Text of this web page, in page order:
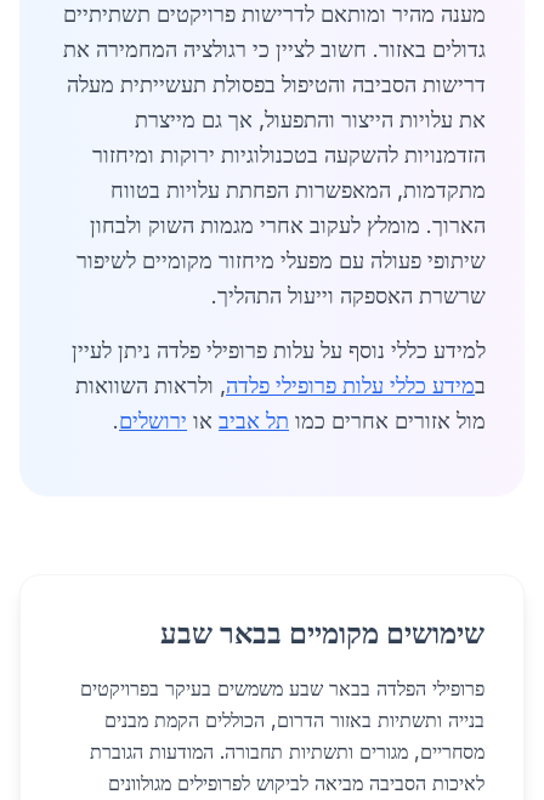
מענה מהיר ומותאם לדרישות פרויקטים תשתיתיים
גדולים באזור. חשוב לציין כי רגולציה המחמירה את
דרישות הסביבה והטיפול בפסולת תעשייתית מעלה
את עלויות הייצור והתפעול, אך גם מייצרת
הזדמנויות להשקעה בטכנולוגיות ירוקות ומיחזור
מתקדמות, המאפשרות הפחתת עלויות בטווח
הארוך. מומלץ לעקוב אחרי מגמות השוק ולבחון
שיתופי פעולה עם מפעלי מיחזור מקומיים לשיפור
שרשרת האספקה וייעול התהליך.
למידע כללי נוסף על עלות פרופילי פלדה ניתן לעיין
במידע כללי עלות פרופילי פלדה, ולראות השוואות
מול אזורים אחרים כמו תל אביב או ירושלים.
שימושים מקומיים בבאר שבע
פרופילי הפלדה בבאר שבע משמשים בעיקר בפרויקטים
בנייה ותשתיות באזור הדרום, הכוללים הקמת מבנים
מסחריים, מגורים ותשתיות תחבורה. המודעות הגוברת
לאיכות הסביבה מביאה לביקוש לפרופילים מגולוונים